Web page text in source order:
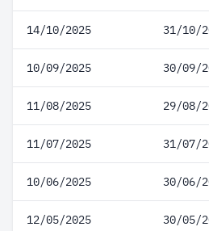
14/10/2025 31/10/
10/09/2025 30/09/
11/08/2025 29/08/
11/07/2025 31/07/
10/06/2025 30/06/
12/05/2025 30/05/